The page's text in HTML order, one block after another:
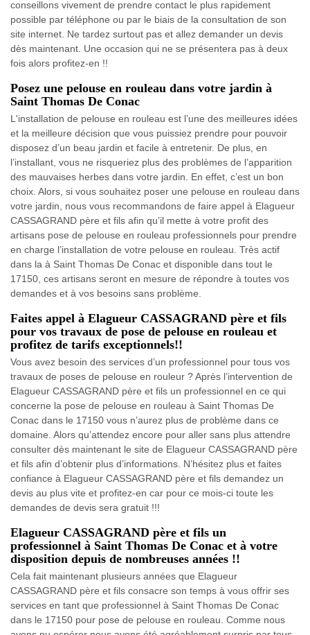
conseillons vivement de prendre contact le plus rapidement
possible par téléphone ou par le biais de la consultation de son
site internet. Ne tardez surtout pas et allez demander un devis
dès maintenant. Une occasion qui ne se présentera pas à deux
fois alors profitez-en !!
Posez une pelouse en rouleau dans votre jardin à
Saint Thomas De Conac
L'installation de pelouse en rouleau est l’une des meilleures idées
et la meilleure décision que vous puissiez prendre pour pouvoir
disposez d’un beau jardin et facile à entretenir. De plus, en
l’installant, vous ne risqueriez plus des problèmes de l’apparition
des mauvaises herbes dans votre jardin. En effet, c’est un bon
choix. Alors, si vous souhaitez poser une pelouse en rouleau dans
votre jardin, nous vous recommandons de faire appel à Elagueur
CASSAGRAND père et fils afin qu’il mette à votre profit des
artisans pose de pelouse en rouleau professionnels pour prendre
en charge l’installation de votre pelouse en rouleau. Très actif
dans la à Saint Thomas De Conac et disponible dans tout le
17150, ces artisans seront en mesure de répondre à toutes vos
demandes et à vos besoins sans problème.
Faites appel à Elagueur CASSAGRAND père et fils
pour vos travaux de pose de pelouse en rouleau et
profitez de tarifs exceptionnels!!
Vous avez besoin des services d’un professionnel pour tous vos
travaux de poses de pelouse en rouleur ? Après l’intervention de
Elagueur CASSAGRAND père et fils un professionnel en ce qui
concerne la pose de pelouse en rouleau à Saint Thomas De
Conac dans le 17150 vous n’aurez plus de problème dans ce
domaine. Alors qu’attendez encore pour aller sans plus attendre
consulter dès maintenant le site de Elagueur CASSAGRAND père
et fils afin d’obtenir plus d’informations. N’hésitez plus et faites
confiance à Elagueur CASSAGRAND père et fils demandez un
devis au plus vite et profitez-en car pour ce mois-ci toute les
demandes de devis sera gratuit !!!
Elagueur CASSAGRAND père et fils un
professionnel à Saint Thomas De Conac et à votre
disposition depuis de nombreuses années !!
Cela fait maintenant plusieurs années que Elagueur
CASSAGRAND père et fils consacre son temps à vous offrir ses
services en tant que professionnel à Saint Thomas De Conac
dans le 17150 pour pose de pelouse en rouleau. Comme nous